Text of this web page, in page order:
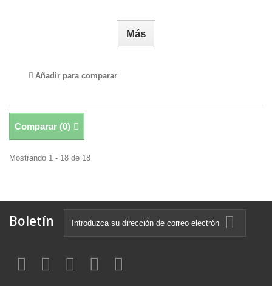
Más
Añadir para comparar
Comparar (0)
Mostrando 1 - 18 de 18
Boletín